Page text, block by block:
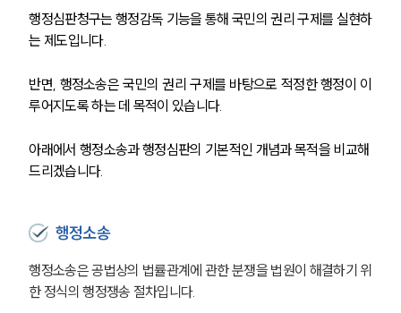
행정심판청구는 행정감독 기능을 통해 국민의 권리 구제를 실현하
는 제도입니다.
반면, 행정소송은 국민의 권리 구제를 바탕으로 적정한 행정이 이
루어지도록 하는 데 목적이 있습니다.
아래에서 행정소송과 행정심판의 기본적인 개념과 목적을 비교해
드리겠습니다.
행정소송
행정소송은 공법상의 법률관계에 관한 분쟁을 법원이 해결하기 위
한 정식의 행정쟁송 절차입니다.